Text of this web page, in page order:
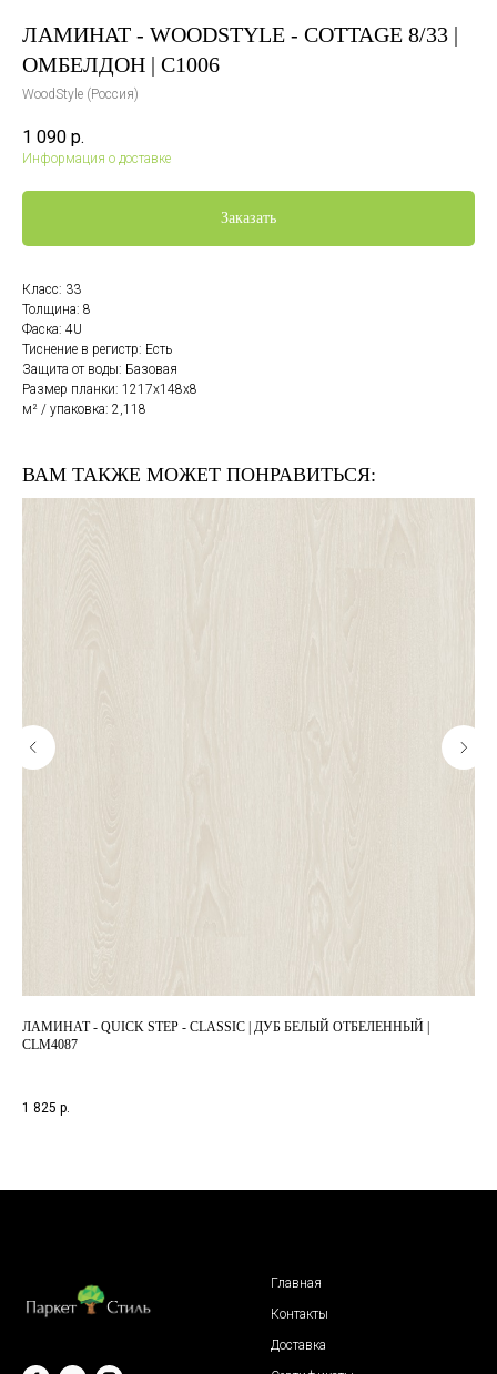
ЛАМИНАТ - WOODSTYLE - COTTAGE 8/33 |
ОМБЕЛДОН | C1006
WoodStyle (Россия)
1 090 р.
Информация о доставке
Заказать
Класс: 33
Толщина: 8
Фаска: 4U
Тиснение в регистр: Есть
Защита от воды: Базовая
Размер планки: 1217x148x8
м² / упаковка: 2,118
ВАМ ТАКЖЕ МОЖЕТ ПОНРАВИТЬСЯ:
ЛАМИНАТ - QUICK STEP - CLASSIC | ДУБ БЕЛЫЙ ОТБЕЛЕННЫЙ |
CLM4087
1 825 р.
Главная
Контакты
Доставка